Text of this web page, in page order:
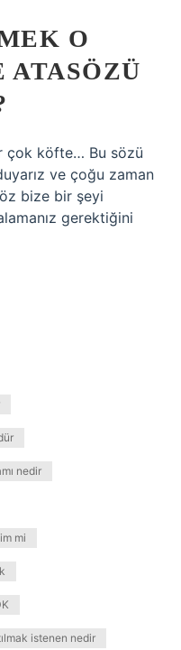
O
ATASÖZÜ
çok köfte… Bu sözü
ve çoğu zaman
bize bir şeyi
gerektiğini
nedir
mi
istenen nedir